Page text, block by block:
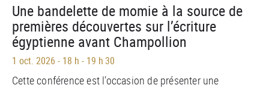
Une bandelette de momie à la source de
premières découvertes sur l’écriture
égyptienne avant Champollion
1 oct. 2026 - 18 h - 19 h 30
Cette conférence est l’occasion de présenter une